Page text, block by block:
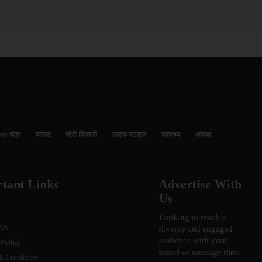
मंत्र बतरस खेती किसानी लाइफ स्टाइल स्वास्थ्य
आस्था
Links
Condition
Advertise With
Us
Looking to reach a
diverse and engaged
audience with your
brand or message then